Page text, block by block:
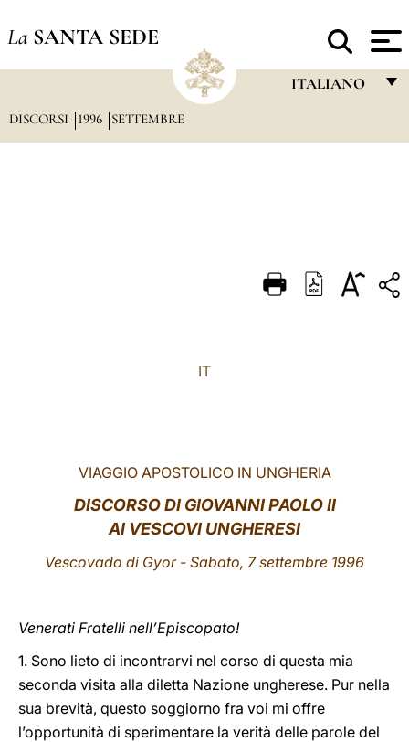
La SANTA SEDE
ITALIANO
DEUTSCH
DISCORSI 1996 SETTEMBRE
IT
VIAGGIO APOSTOLICO IN UNGHERIA
DISCORSO DI GIOVANNI PAOLO II
AI VESCOVI UNGHERESI
Vescovado di Gyor - Sabato, 7 settembre 1996
Venerati Fratelli nell’Episcopato!
1. Sono lieto di incontrarvi nel corso di questa mia
seconda visita alla diletta Nazione ungherese. Pur nella
sua brevità, questo soggiorno fra voi mi offre
l’opportunità di sperimentare la verità delle parole del